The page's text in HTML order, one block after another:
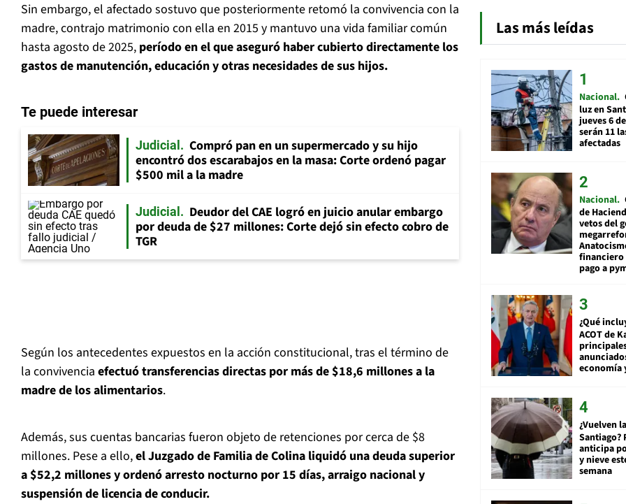
Sin embargo, el afectado sostuvo que posteriormente retomó la convivencia con la
madre, contrajo matrimonio con ella en 2015 y mantuvo una vida familiar común
hasta agosto de 2025, período en el que aseguró haber cubierto directamente los
gastos de manutención, educación y otras necesidades de sus hijos.
Te puede interesar
Judicial
Compró pan en un supermercado y su hijo
encontró dos escarabajos en la masa: Corte ordenó pagar
$500 mil a la madre
Judicial
Deudor del CAE logró en juicio anular embargo
por deuda de $27 millones: Corte dejó sin efecto cobro de
TGR
Según los antecedentes expuestos en la acción constitucional, tras el término de
la convivencia efectuó transferencias directas por más de $18,6 millones a la
madre de los alimentarios.
Además, sus cuentas bancarias fueron objeto de retenciones por cerca de $8
millones. Pese a ello,el Juzgado de Familia de Colina liquidó una deuda superior
a $52,2 millones y ordenó arresto nocturno por 15 días, arraigo nacional y
suspensión de licencia de conducir.
Las más leídas
Nacional
luz en
jueves 6
serán 11
afectadas
Nacional
de
vetos del
financiero
pago a
¿Qué
ACOT de
economía
¿Vuelven
Santiago?
anticipa
y nieve
semana